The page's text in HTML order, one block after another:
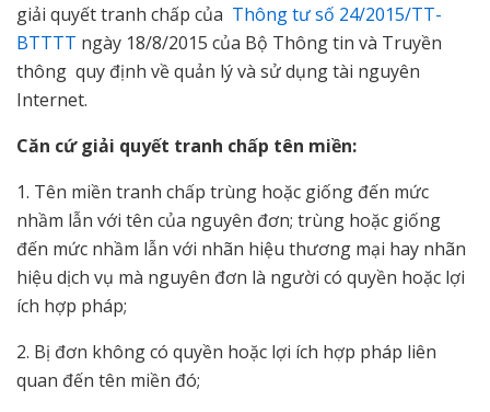
giải quyết tranh chấp của Thông tư số 24/2015/TT-
BTTTT ngày 18/8/2015 của Bộ Thông tin và Truyền
thông quy định về quản lý và sử dụng tài nguyên
Internet.
Căn cứ giải quyết tranh chấp tên miền:
1. Tên miền tranh chấp trùng hoặc giống đến mức
nhầm lẫn với tên của nguyên đơn; trùng hoặc giống
đến mức nhầm lẫn với nhãn hiệu thương mại hay nhãn
hiệu dịch vụ mà nguyên đơn là người có quyền hoặc lợi
ích hợp pháp;
2. Bị đơn không có quyền hoặc lợi ích hợp pháp liên
quan đến tên miền đó;